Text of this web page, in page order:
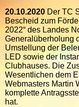
20.10.2020 Der TC
Bescheid zum
2022“ des Landes
Generalüberholung
Umstellung der
LED sowie der
Clubhauses. Die
Wesentlichen dem
Webmasters Martin
komplette
hat.